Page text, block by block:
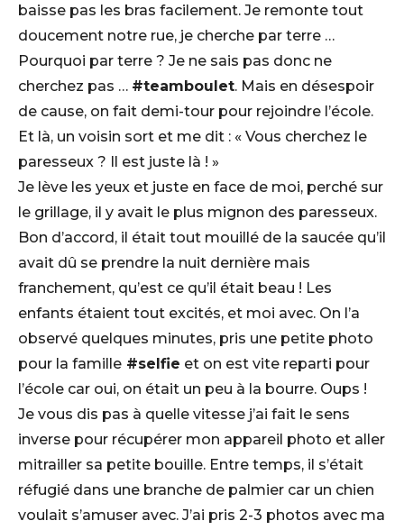
baisse pas les bras facilement. Je remonte tout
doucement notre rue, je cherche par terre …
Pourquoi par terre ? Je ne sais pas donc ne
cherchez pas … #teamboulet. Mais en désespoir
de cause, on fait demi-tour pour rejoindre l’école.
Et là, un voisin sort et me dit : « Vous cherchez le
paresseux ? Il est juste là ! »
Je lève les yeux et juste en face de moi, perché sur
le grillage, il y avait le plus mignon des paresseux.
Bon d’accord, il était tout mouillé de la saucée qu’il
avait dû se prendre la nuit dernière mais
franchement, qu’est ce qu’il était beau ! Les
enfants étaient tout excités, et moi avec. On l’a
observé quelques minutes, pris une petite photo
pour la famille #selfie et on est vite reparti pour
l’école car oui, on était un peu à la bourre. Oups !
Je vous dis pas à quelle vitesse j’ai fait le sens
inverse pour récupérer mon appareil photo et aller
mitrailler sa petite bouille. Entre temps, il s’était
réfugié dans une branche de palmier car un chien
voulait s’amuser avec. J’ai pris 2-3 photos avec ma